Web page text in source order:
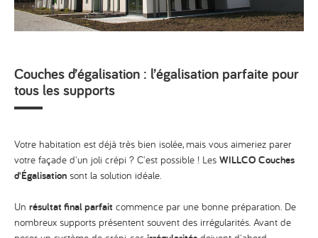
Couches d’égalisation : l’égalisation parfaite pour
tous les supports
Votre habitation est déjà très bien isolée, mais vous aimeriez parer
votre façade d'un joli crépi ? C'est possible ! Les WILLCO Couches
d'Égalisation sont la solution idéale.
Un résultat final parfait commence par une bonne préparation. De
nombreux supports présentent souvent des irrégularités. Avant de